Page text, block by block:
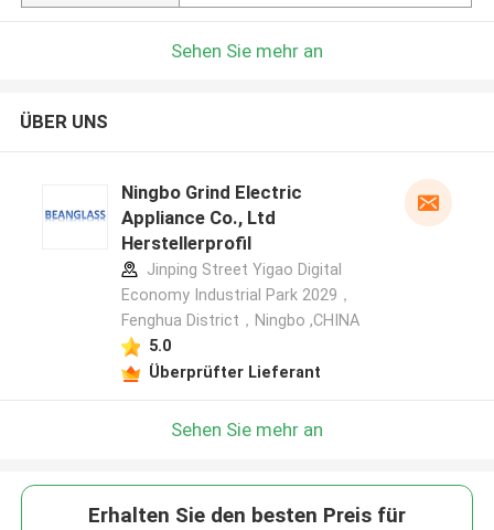
Sehen Sie mehr an
ÜBER UNS
Ningbo Grind Electric
Appliance Co., Ltd
Herstellerprofil
Jinping Street Yigao Digital
Economy Industrial Park 2029，
Fenghua District，Ningbo ,CHINA
5.0
Überprüfter Lieferant
Sehen Sie mehr an
Erhalten Sie den besten Preis für